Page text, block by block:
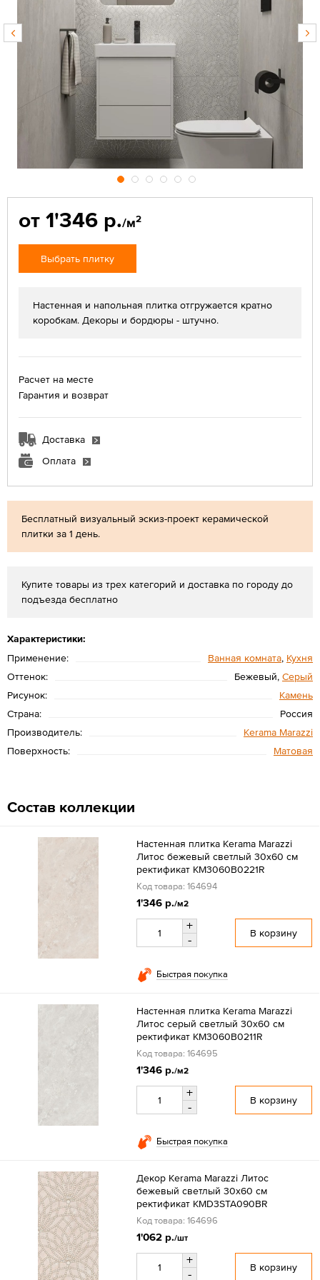
Бесплатный визуальный эскиз-проект керамической
плитки за 1 день.
Купите товары из трех категорий и доставка по городу до
подъезда бесплатно
Характеристики:
Применение:
Ванная комната, Кухня
Оттенок:
Бежевый, Серый
Рисунок:
Камень
Страна:
Россия
Производитель:
Kerama Marazzi
Поверхность:
Матовая
от 1'346 р./м2
Выбрать плитку
Настенная и напольная плитка отгружается кратно
коробкам. Декоры и бордюры - штучно.
Расчет на месте
Гарантия и возврат
Доставка
Оплата
Состав коллекции
Настенная плитка Kerama Marazzi
Литос бежевый светлый 30x60 см
ректификат KM3060B0221R
Код товара: 164694
1'346 р./м2
+
-
В корзину
Быстрая покупка
Настенная плитка Kerama Marazzi
Литос серый светлый 30x60 см
ректификат KM3060B0211R
Код товара: 164695
1'346 р./м2
+
-
В корзину
Быстрая покупка
Декор Kerama Marazzi Литос
бежевый светлый 30x60 см
ректификат KMD3STA090BR
Код товара: 164696
1'062 р./шт
+
-
В корзину